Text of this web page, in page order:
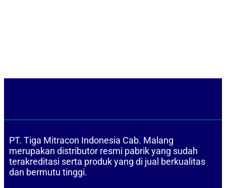
PT. Tiga Mitracon Indonesia Cab. Malang
merupakan distributor resmi pabrik yang sudah
terakreditasi serta produk yang di jual berkualitas
dan bermutu tinggi.